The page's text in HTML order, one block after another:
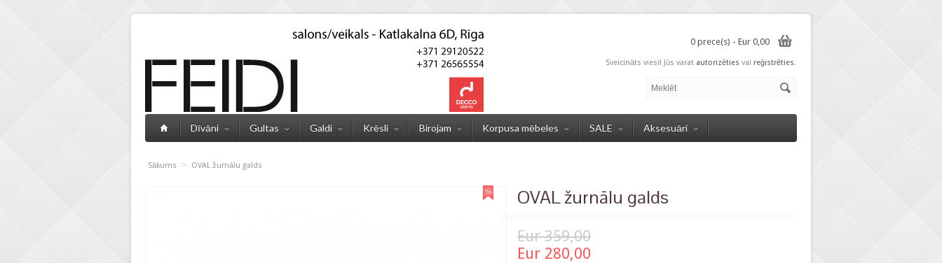
Sveicināts viesi! Jūs varat autorizēties vai reģistrēties.
0 prece(s) - Eur 0,00
Dīvāni Gultas Galdi Krēsli Birojam Korpusa mēbeles SALE Aksesuāri
Sākums > OVAL žurnālu galds
OVAL žurnālu galds
Eur 359,00
Eur 280,00